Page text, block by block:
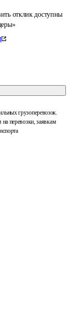
отклик доступны
грузоперевозок.
на перевозки, заявкам